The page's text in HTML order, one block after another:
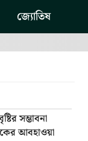
জ্যোতিষ
সম্ভাবনা
আবহাওয়া